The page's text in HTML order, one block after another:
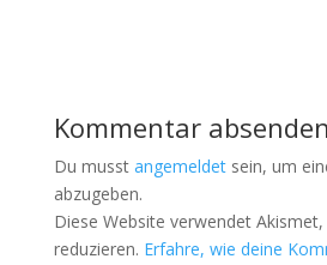
s
t
r
g
e
ö
f
f
s
t
r
ö
f
f
Kommentar absenden
Du musst angemeldetsein, um
abzugeben.
Diese Website verwendet
reduzieren. Erfahre, wie deine